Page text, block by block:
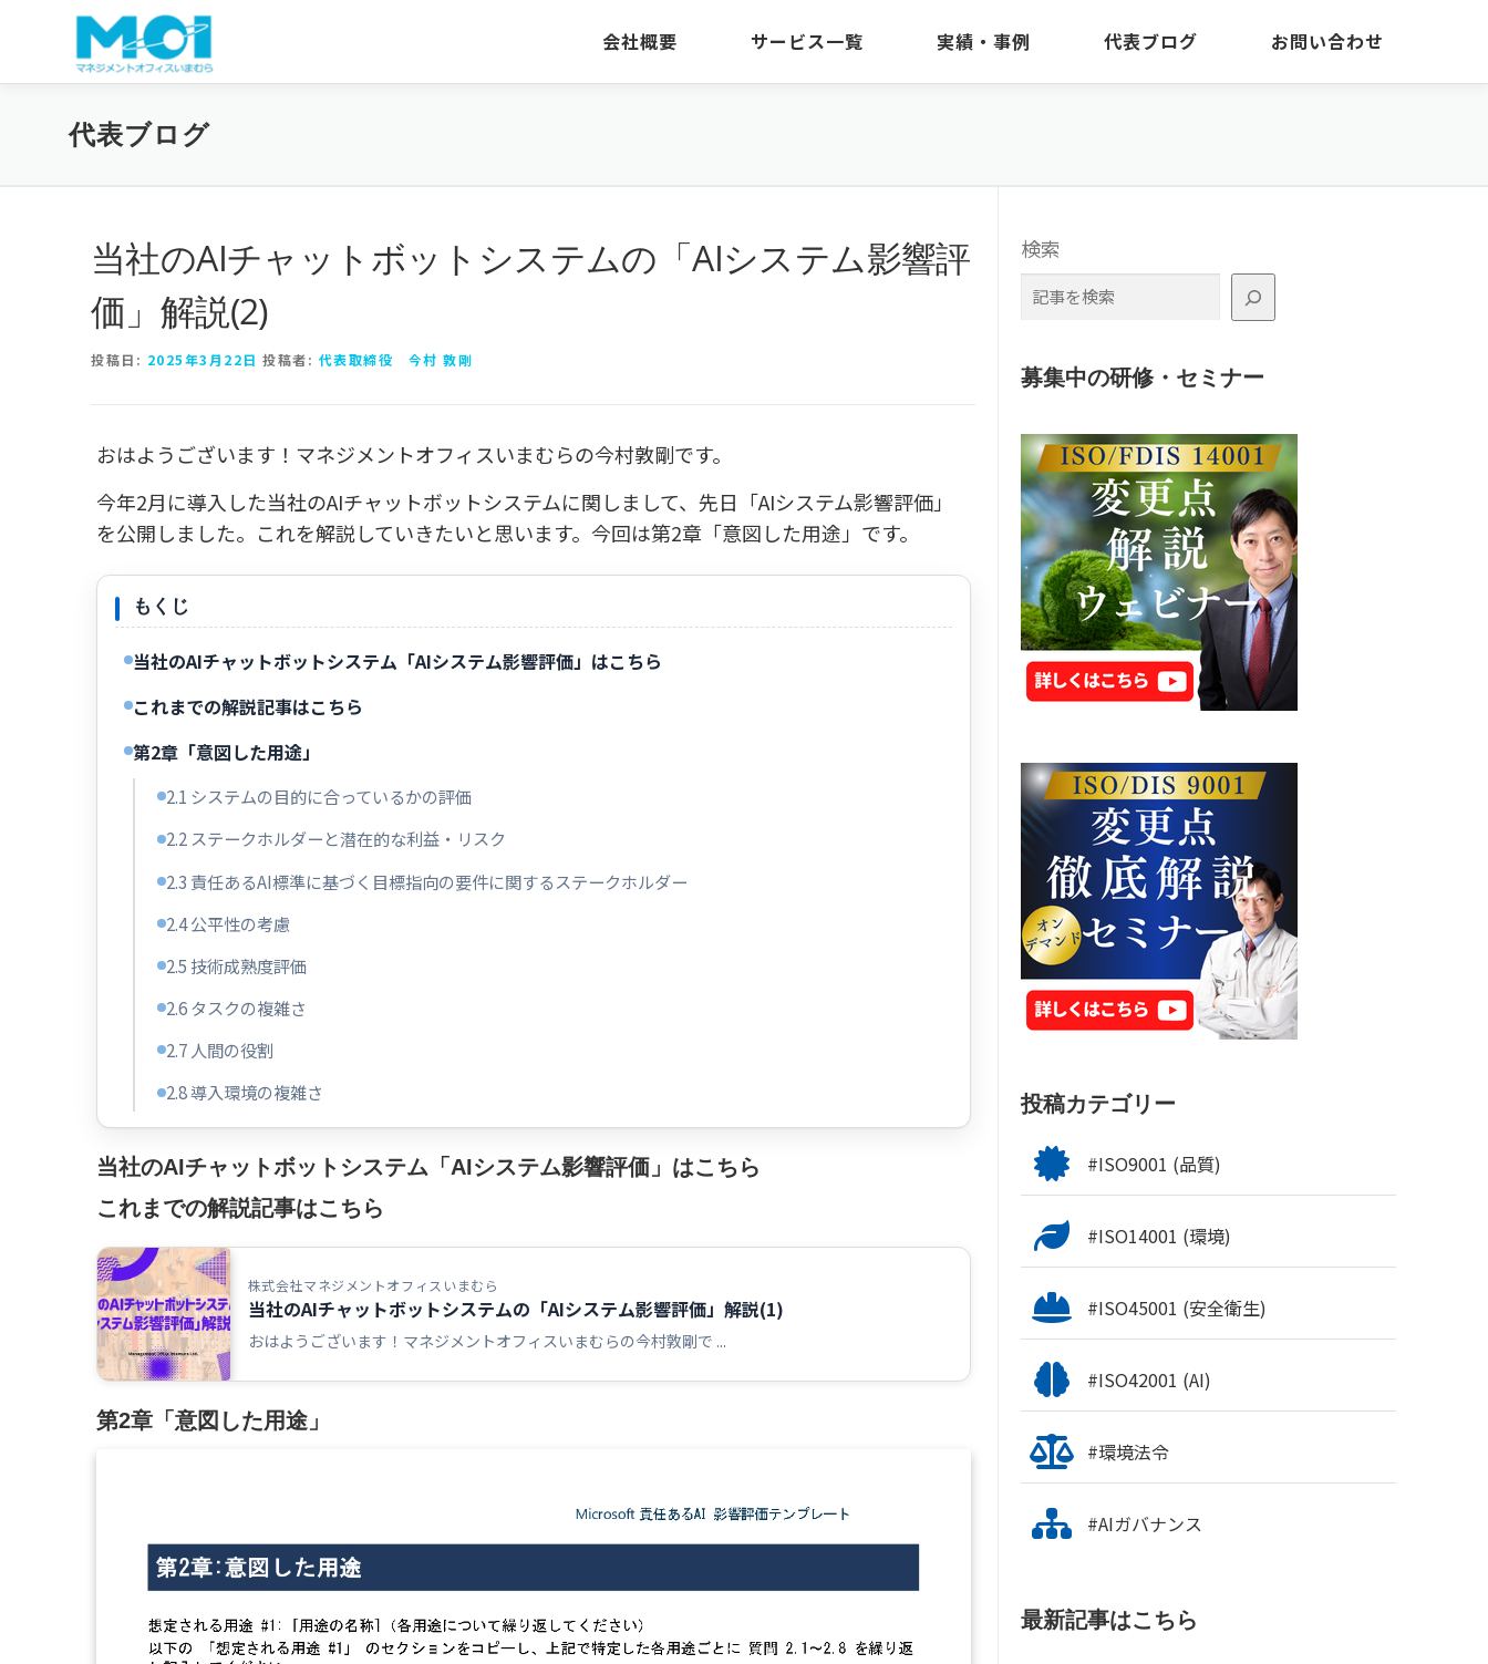
コンテンツへスキップ
会社概要 サービス一覧 実績・事例 代表ブログ お問い合わせ
代表ブログ
当社のAIチャットボットシステムの「AIシステム影響評
価」解説(2)
投稿日: 2025年3月22日 投稿者: 代表取締役 今村 敦剛
おはようございます！マネジメントオフィスいまむらの今村敦剛です。
今年2月に導入した当社のAIチャットボットシステムに関しまして、先日「AIシステム影響評価」
を公開しました。これを解説していきたいと思います。今回は第2章「意図した用途」です。
もくじ
当社のAIチャットボットシステム「AIシステム影響評価」はこちら
これまでの解説記事はこちら
第2章「意図した用途」
2.1 システムの目的に合っているかの評価
2.2 ステークホルダーと潜在的な利益・リスク
2.3 責任あるAI標準に基づく目標指向の要件に関するステークホルダー
2.4 公平性の考慮
2.5 技術成熟度評価
2.6 タスクの複雑さ
2.7 人間の役割
2.8 導入環境の複雑さ
当社のAIチャットボットシステム「AIシステム影響評価」はこちら
これまでの解説記事はこちら
株式会社マネジメントオフィスいまむら
当社のAIチャットボットシステムの「AIシステム影響評価」解説(1)
おはようございます！マネジメントオフィスいまむらの今村敦剛で ...
第2章「意図した用途」
検索
募集中の研修・セミナー
投稿カテゴリー
#ISO9001 (品質)
#ISO14001 (環境)
#ISO45001 (安全衛生)
#ISO42001 (AI)
#環境法令
#AIガバナンス
最新記事はこちら